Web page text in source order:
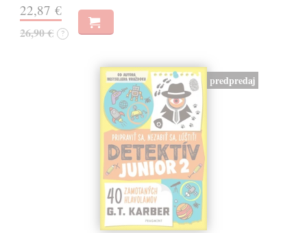
22,87 €
26,90 € ?
predpredaj